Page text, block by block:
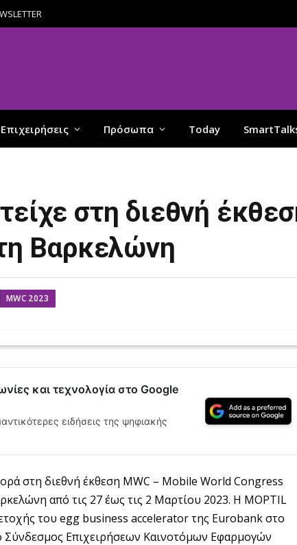
Επιχειρήσεις Πρόσωπα Today
στη διεθνή
Βαρκελώνη
MWC 2023
και τεχνολογία στο Google
ειδήσεις της ψηφιακής
στη διεθνή έκθεση MWC – Mobile World Congress
από τις 27 έως τις 2 Μαρτίου 2023. Η MOPTIL
του egg business accelerator της Eurobank στο
Σύνδεσμος Επιχειρήσεων Καινοτόμων Εφαρμογών